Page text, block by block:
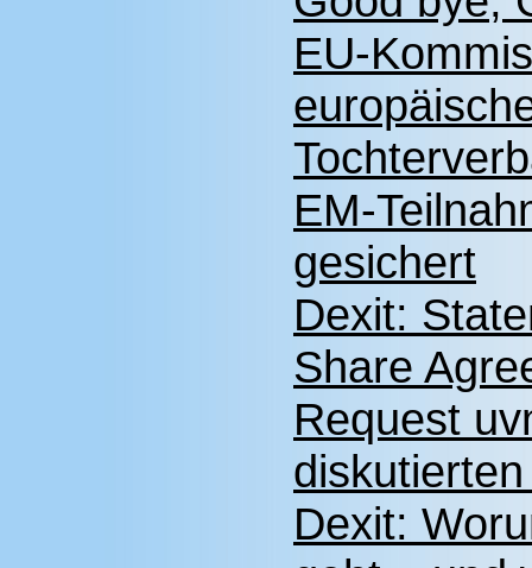
EU-
EM-
gesichert
Dexit:
Share
Request
Dexit: